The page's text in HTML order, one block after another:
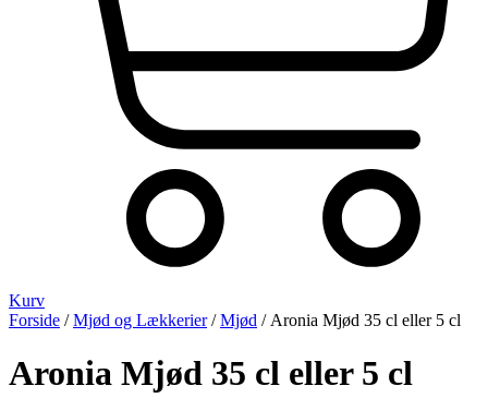
Kurv
Forside /Mjød og Lækkerier/Mjød / Aronia Mjød 35 cl eller 5 cl
Aronia Mjød 35 cl eller 5 cl